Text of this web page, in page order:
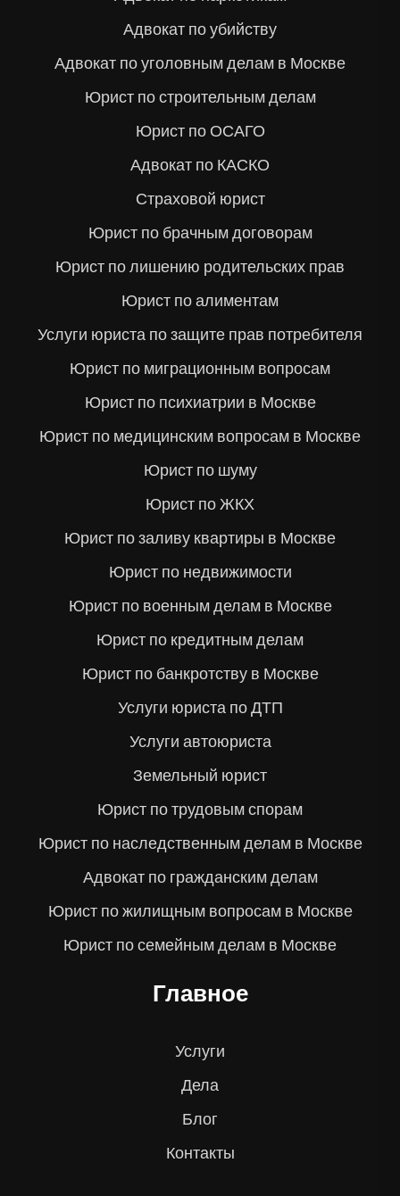
Адвокат по убийству
Адвокат по уголовным делам в Москве
Юрист по строительным делам
Юрист по ОСАГО
Адвокат по КАСКО
Страховой юрист
Юрист по брачным договорам
Юрист по лишению родительских прав
Юрист по алиментам
Услуги юриста по защите прав потребителя
Юрист по миграционным вопросам
Юрист по психиатрии в Москве
Юрист по медицинским вопросам в Москве
Юрист по шуму
Юрист по ЖКХ
Юрист по заливу квартиры в Москве
Юрист по недвижимости
Юрист по военным делам в Москве
Юрист по кредитным делам
Юрист по банкротству в Москве
Услуги юриста по ДТП
Услуги автоюриста
Земельный юрист
Юрист по трудовым спорам
Юрист по наследственным делам в Москве
Адвокат по гражданским делам
Юрист по жилищным вопросам в Москве
Юрист по семейным делам в Москве
Главное
Услуги
Дела
Блог
Контакты